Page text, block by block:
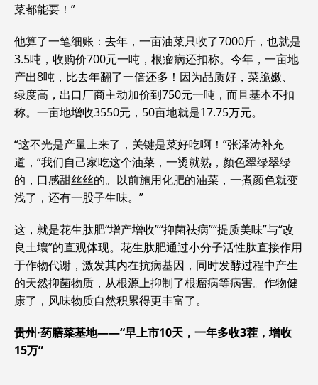
菜都能要！”
他算了一笔细账：去年，一亩油菜只收了7000斤，也就是
3.5吨，收购价700元一吨，根瘤病还扣称。今年，一亩地
产出8吨，比去年翻了一倍还多！因为品质好，菜脆嫩、
绿度高，出口厂商主动加价到750元一吨，而且基本不扣
称。一亩地增收3550元，50亩地就是17.75万元。
“这不光是产量上来了，关键是菜好吃啊！”张泽涛补充
道，“我们自己家吃这个油菜，一烫就熟，颜色翠绿翠绿
的，口感甜丝丝的。以前施用化肥的油菜，一煮颜色就变
浅了，还有一股子生味。”
这，就是花生肽肥“增产增收”“抑菌祛病”“提质美味”与“改
良土壤”的直观体现。花生肽肥通过小分子活性肽直接作用
于作物代谢，激发其内在抗病基因，同时发酵过程中产生
的天然抑菌物质，从根源上抑制了根瘤病等病害。作物健
康了，风味物质自然积累得更丰富了。
贵州·药膳菜基地——“早上市10天，一年多收3茬，增收
15万”